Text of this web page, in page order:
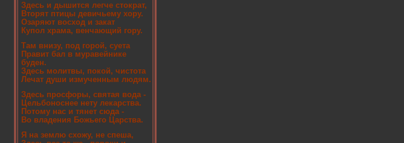
Здесь и дышится легче стократ,
Вторят птицы девичьему хору.
Озаряют восход и закат
Купол храма, венчающий гору.
Там внизу, под горой, суета
Правит бал в муравейнике
буден.
Здесь молитвы, покой, чистота
Лечат души измученным людям.
Здесь просфоры, святая вода -
Цельбоноснее нету лекарства.
Потому нас и тянет сюда -
Во владения Божьего Царства.
Я на землю схожу, не спеша,